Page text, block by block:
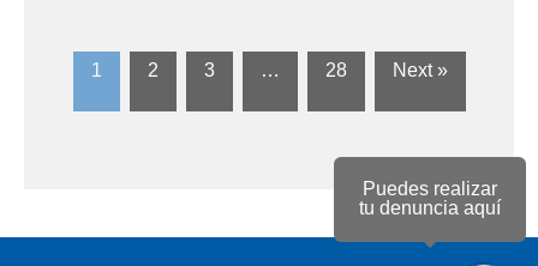
Puedes realizar
tu denuncia aquí
1 2 3 … 28 Next »